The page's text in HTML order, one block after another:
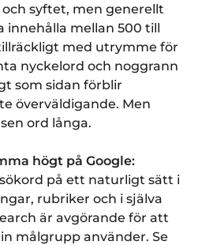
syftet, men generellt
innehålla mellan 500 till
med utrymme för
nyckelord och noggrann
som sidan förblir
överväldigande. Men
ord långa.
högt på Google:
på ett naturligt sätt i
rubriker och i själva
är avgörande för att
målgrupp använder. Se